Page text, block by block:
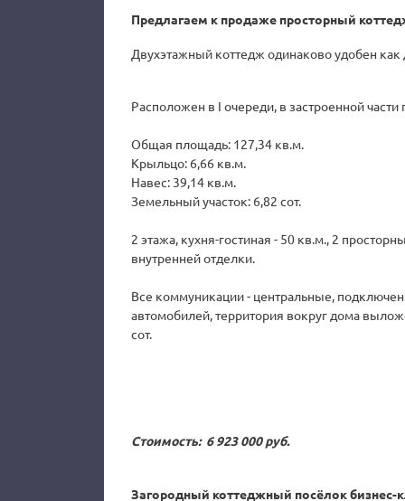
Предлагаем к продаже просторный
Двухэтажный коттедж одинаково удобен
Расположен в I очереди, в застроенной части
Общая площадь: 127,34 кв.м.
Крыльцо: 6,66 кв.м.
Навес: 39,14 кв.м.
Земельный участок: 6,82 сот.
2 этажа, кухня-гостиная - 50 кв.м., 2
внутренней отделки.
Все коммуникации - центральные,
автомобилей, территория вокруг дома
сот.
Стоимость: 6 923 000 руб.
Загородный коттеджный посёлок бизнес-